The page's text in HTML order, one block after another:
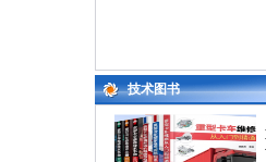
技术图书